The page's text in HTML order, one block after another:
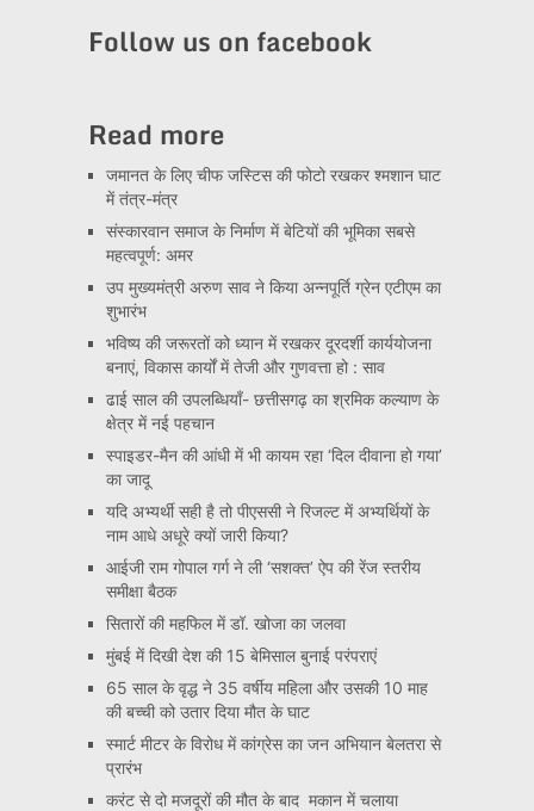
Follow us on facebook
Read more
जमानत के लिए चीफ जस्टिस की फोटो रखकर श्मशान घाट
में तंत्र-मंत्र
संस्कारवान समाज के निर्माण में बेटियों की भूमिका सबसे
महत्वपूर्ण: अमर
उप मुख्यमंत्री अरुण साव ने किया अन्नपूर्ति ग्रेन एटीएम का
शुभारंभ
भविष्य की जरूरतों को ध्यान में रखकर दूरदर्शी कार्ययोजना
बनाएं, विकास कार्यों में तेजी और गुणवत्ता हो : साव
ढाई साल की उपलब्धियाँ- छत्तीसगढ़ का श्रमिक कल्याण के
क्षेत्र में नई पहचान
स्पाइडर-मैन की आंधी में भी कायम रहा ‘दिल दीवाना हो गया’
का जादू
यदि अभ्यर्थी सही है तो पीएससी ने रिजल्ट में अभ्यर्थियों के
नाम आधे अधूरे क्यों जारी किया?
आईजी राम गोपाल गर्ग ने ली ‘सशक्त’ ऐप की रेंज स्तरीय
समीक्षा बैठक
सितारों की महफिल में डॉ. खोजा का जलवा
मुंबई में दिखी देश की 15 बेमिसाल बुनाई परंपराएं
65 साल के वृद्ध ने 35 वर्षीय महिला और उसकी 10 माह
की बच्ची को उतार दिया मौत के घाट
स्मार्ट मीटर के विरोध में कांग्रेस का जन अभियान बेलतरा से
प्रारंभ
करंट से दो मजदूरों की मौत के बाद मकान में चलाया